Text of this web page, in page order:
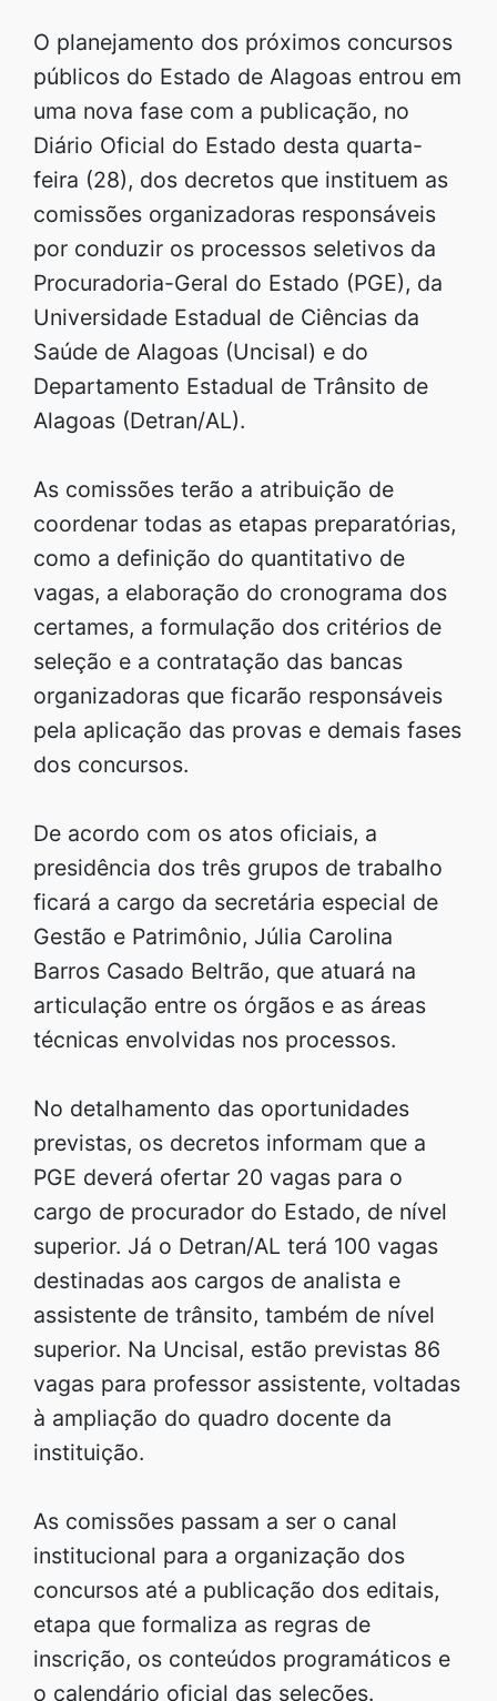
O planejamento dos próximos concursos
públicos do Estado de Alagoas entrou em
uma nova fase com a publicação, no
Diário Oficial do Estado desta quarta-
feira (28), dos decretos que instituem as
comissões organizadoras responsáveis
por conduzir os processos seletivos da
Procuradoria-Geral do Estado (PGE), da
Universidade Estadual de Ciências da
Saúde de Alagoas (Uncisal) e do
Departamento Estadual de Trânsito de
Alagoas (Detran/AL).
As comissões terão a atribuição de
coordenar todas as etapas preparatórias,
como a definição do quantitativo de
vagas, a elaboração do cronograma dos
certames, a formulação dos critérios de
seleção e a contratação das bancas
organizadoras que ficarão responsáveis
pela aplicação das provas e demais fases
dos concursos.
De acordo com os atos oficiais, a
presidência dos três grupos de trabalho
ficará a cargo da secretária especial de
Gestão e Patrimônio, Júlia Carolina
Barros Casado Beltrão, que atuará na
articulação entre os órgãos e as áreas
técnicas envolvidas nos processos.
No detalhamento das oportunidades
previstas, os decretos informam que a
PGE deverá ofertar 20 vagas para o
cargo de procurador do Estado, de nível
superior. Já o Detran/AL terá 100 vagas
destinadas aos cargos de analista e
assistente de trânsito, também de nível
superior. Na Uncisal, estão previstas 86
vagas para professor assistente, voltadas
à ampliação do quadro docente da
instituição.
As comissões passam a ser o canal
institucional para a organização dos
concursos até a publicação dos editais,
etapa que formaliza as regras de
inscrição, os conteúdos programáticos e
o calendário oficial das seleções.